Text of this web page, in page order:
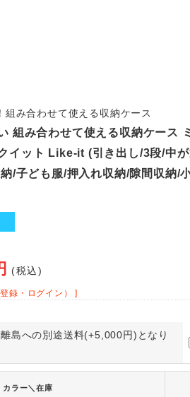
組み合わせて使える収納ケース
組み合わせて使える収納ケース
イット Like-it (引き出し/3段/中
/子ども服/押入れ収納/隙間収納/
(税込)
録・ログイン） ]
島への別途送料(+5,000円)となり
カラー＼在庫